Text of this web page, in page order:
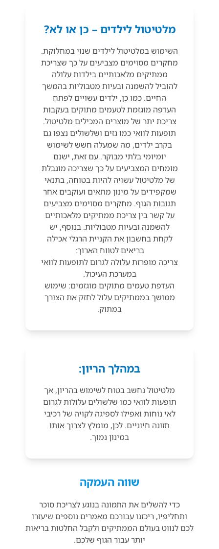
מלטיטול לילדים – כן או לא?
השימוש במלטיטול לילדים שנוי במחלוקת.
מחקרים מסוימים מצביעים על כך שצריכת
ממתיקים מלאכותיים בילדות עלולה
להוביל להשמנה ובעיות מטבוליות בהמשך
החיים. כמו כן, ילדים עשויים לפתח
העדפה מוגזמת לטעמים מתוקים בעקבות
צריכת יתר של מוצרים המכילים מלטיטול.
תופעות לוואי כמו גזים ושלשולים נצפו גם
בקרב ילדים, מה שמעלה חשש לשימוש
יומיומי בלתי מבוקר. עם זאת, ישנם
מומחים המצביעים על כך שצריכה מוגבלת
של מלטיטול עשויה להיות בטוחה, בתנאי
שמקפידים על מינון מתאים ועוקבים אחר
תגובות הגוף. מחקרים מסוימים מצביעים
על קשר בין צריכת ממתיקים מלאכותיים
להשמנה ובעיות מטבוליות. בנוסף, יש
לקחת בחשבון את הקניית הרגלי אכילה
בריאים לטווח הארוך:
צריכה מופרזת עלולה לגרום לתופעות לוואי
במערכת העיכול.
העדפת טעמים מתוקים מוגזמים: שימוש
ממושך בממתיקים עלול לחזק את הצורך
במתוק.
במהלך הריון:
מלטיטול נחשב בטוח לשימוש בהריון, אך
תופעות לוואי כמו שלשולים עלולות לגרום
לאי נוחות ואפילו לספיגה לקויה של רכיבי
תזונה חיוניים. לכן, מומלץ לצרוך אותו
במינון נמוך.
שווה העמקה
כדי להשלים את התמונה בנוגע לצריכת סוכר
ותחליפיו, ריכזנו עבורכם מאמרים נוספים שיעזרו
לכם לנווט בעולם הממתיקים ולקבל החלטות בריאות
יותר עבור הגוף שלכם.